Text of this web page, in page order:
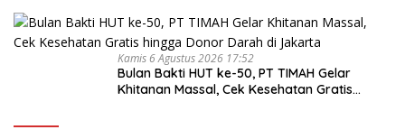
Kamis 6 Agustus 2026 17:52
Bulan Bakti HUT ke-50, PT TIMAH Gelar
Khitanan Massal, Cek Kesehatan Gratis